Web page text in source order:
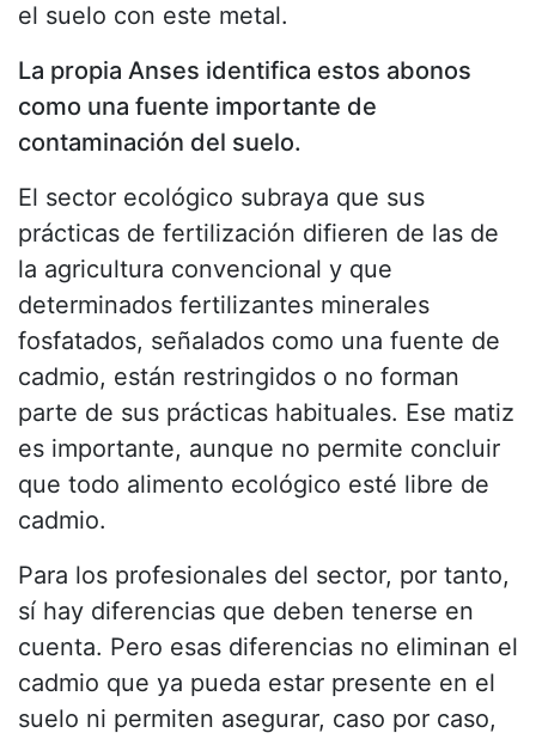
el suelo con este metal.
La propia Anses identifica estos abonos
como una fuente importante de
contaminación del suelo.
El sector ecológico subraya que sus
prácticas de fertilización difieren de las de
la agricultura convencional y que
determinados fertilizantes minerales
fosfatados, señalados como una fuente de
cadmio, están restringidos o no forman
parte de sus prácticas habituales. Ese matiz
es importante, aunque no permite concluir
que todo alimento ecológico esté libre de
cadmio.
Para los profesionales del sector, por tanto,
sí hay diferencias que deben tenerse en
cuenta. Pero esas diferencias no eliminan el
cadmio que ya pueda estar presente en el
suelo ni permiten asegurar, caso por caso,